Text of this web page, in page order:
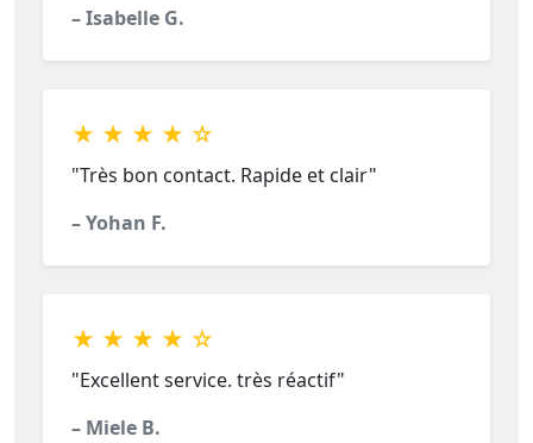
– Isabelle G.
★ ★ ★ ★ ☆
"Très bon contact. Rapide et clair"
– Yohan F.
★ ★ ★ ★ ☆
"Excellent service. très réactif"
– Miele B.